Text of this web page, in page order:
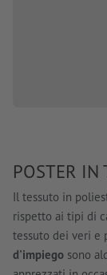
POSTER IN
Il tessuto in
rispetto ai tipi di
tessuto dei veri e
d'impiego sono